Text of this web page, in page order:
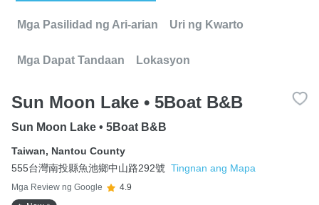
Mga Pasilidad ng Ari-arian Uri ng Kwarto
Mga Dapat Tandaan Lokasyon
Sun Moon Lake • 5Boat B&B
Sun Moon Lake • 5Boat B&B
Taiwan, Nantou County
555台灣南投縣魚池鄉中山路292號 Tingnan ang Mapa
Mga Review ng Google
4.9